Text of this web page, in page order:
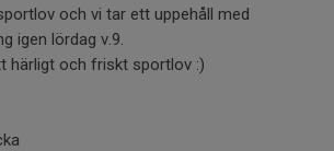
och vi tar ett uppehåll med
igen lördag v.9.
härligt och friskt sportlov :)